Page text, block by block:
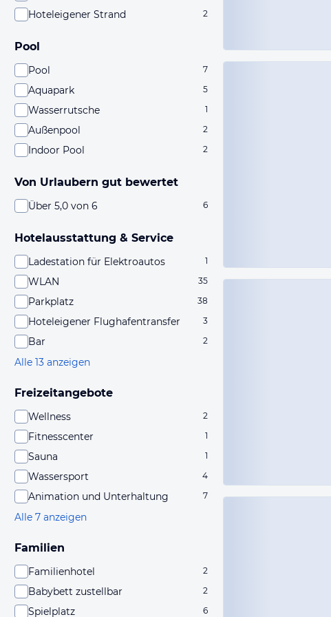
Hoteleigener Strand
2
Pool
Pool 7
Aquapark 5
Wasserrutsche 1
Außenpool 2
Indoor Pool 2
Von Urlaubern gut bewertet
Über 5,0 von 6 6
Hotelausstattung & Service
Ladestation für Elektroautos 1
WLAN 35
Parkplatz 38
Hoteleigener Flughafentransfer 3
Bar 2
Alle 13 anzeigen
Freizeitangebote
Wellness 2
Fitnesscenter 1
Sauna 1
Wassersport 4
Animation und Unterhaltung 7
Alle 7 anzeigen
Familien
Familienhotel 2
Babybett zustellbar 2
Spielplatz 6